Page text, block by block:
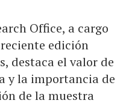
Office, a cargo
edición
destaca el valor de
y la importancia de
de la muestra